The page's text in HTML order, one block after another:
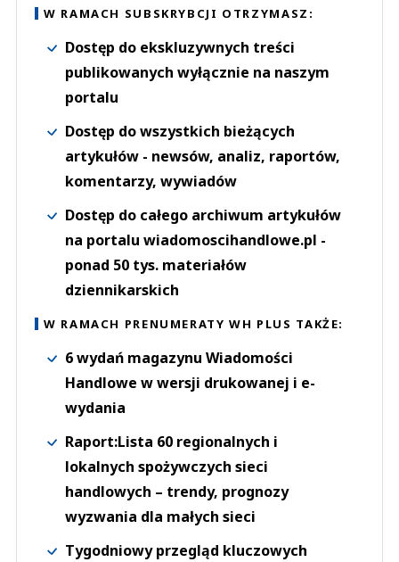
W RAMACH SUBSKRYBCJI OTRZYMASZ:
Dostęp do ekskluzywnych treści
publikowanych wyłącznie na naszym
portalu
Dostęp do wszystkich bieżących
artykułów - newsów, analiz, raportów,
komentarzy, wywiadów
Dostęp do całego archiwum artykułów
na portalu wiadomoscihandlowe.pl -
ponad 50 tys. materiałów
dziennikarskich
W RAMACH PRENUMERATY WH PLUS TAKŻE:
6 wydań magazynu Wiadomości
Handlowe w wersji drukowanej i e-
wydania
Raport:Lista 60 regionalnych i
lokalnych spożywczych sieci
handlowych – trendy, prognozy
wyzwania dla małych sieci
Tygodniowy przegląd kluczowych